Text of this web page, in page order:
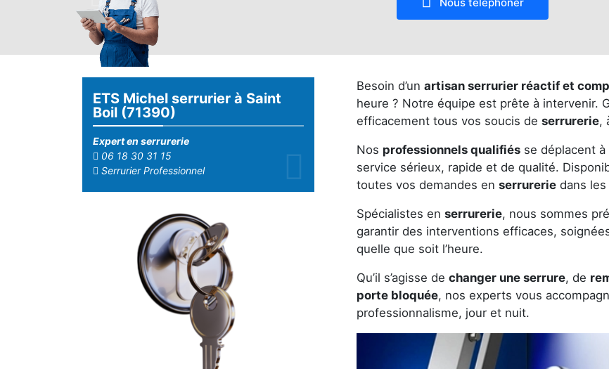
ETS Michel serrurier à Saint
Boil (71390)
Expert en serrurerie
06 18 30 31 15
Serrurier Professionnel
Besoin d’un artisan serrurier réactif et
heure ? Notre équipe est prête à intervenir.
efficacement tous vos soucis de serrurerie,
Nos professionnels qualifiés se déplacent à
service sérieux, rapide et de qualité.
toutes vos demandes en serrurerie dans
Spécialistes en serrurerie, nous sommes
garantir des interventions efficaces,
quelle que soit l’heure.
Qu’il s’agisse de changer une serrure, de
porte bloquée, nos experts vous
professionnalisme, jour et nuit.